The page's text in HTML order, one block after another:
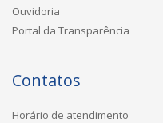
Ouvidoria
Portal da Transparência
Contatos
Horário de atendimento